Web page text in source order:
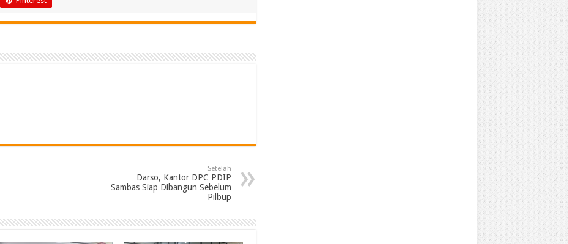
Setelah
Darso, Kantor DPC PDIP
Sambas Siap Dibangun Sebelum
Pilbup